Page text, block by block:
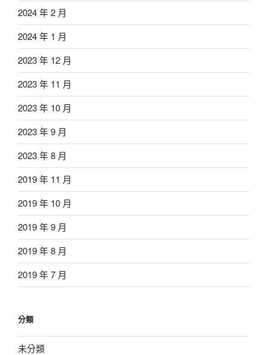
2024 年 2 月
2024 年 1 月
2023 年 12 月
2023 年 11 月
2023 年 10 月
2023 年 9 月
2023 年 8 月
2019 年 11 月
2019 年 10 月
2019 年 9 月
2019 年 8 月
2019 年 7 月
分類
未分類